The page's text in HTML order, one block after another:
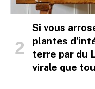
Si vous
plantes
terre par du
virale que